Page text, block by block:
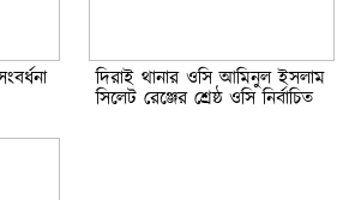
দিরাই থানার ওসি আমিনুল ইসলাম
সিলেট রেঞ্জের শ্রেষ্ঠ ওসি নির্বাচিত